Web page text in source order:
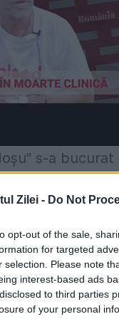
Zilei - Do Not
opt-out of the sale,
for targeted
selection. Please note
interest-based ads
to third parties
of your personal
s-a
a
a aflat că
o viață, Liviu
(World Box
portretul său
pe care o